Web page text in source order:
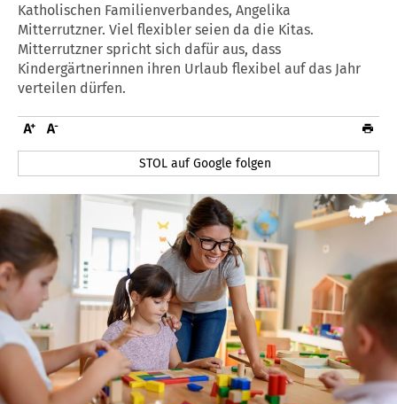
Katholischen Familienverbandes, Angelika
Mitterrutzner. Viel flexibler seien da die Kitas.
Mitterrutzner spricht sich dafür aus, dass
Kindergärtnerinnen ihren Urlaub flexibel auf das Jahr
verteilen dürfen.
STOL auf Google folgen